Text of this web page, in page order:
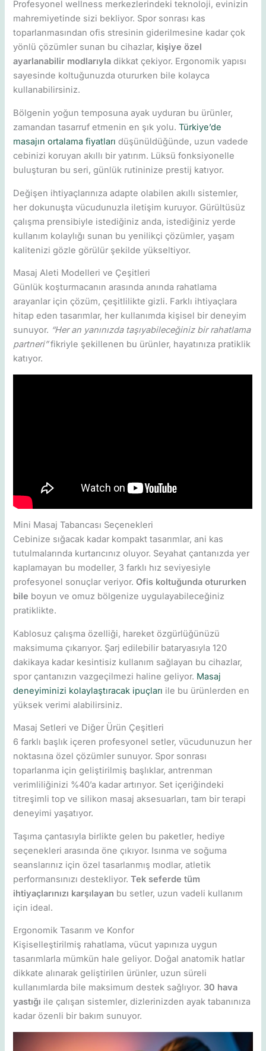
Profesyonel wellness merkezlerindeki teknoloji, evinizin
mahremiyetinde sizi bekliyor. Spor sonrası kas
toparlanmasından ofis stresinin giderilmesine kadar çok
yönlü çözümler sunan bu cihazlar, kişiye özel
ayarlanabilir modlarıyla dikkat çekiyor. Ergonomik yapısı
sayesinde koltuğunuzda otururken bile kolayca
kullanabilirsiniz.
Bölgenin yoğun temposuna ayak uyduran bu ürünler,
zamandan tasarruf etmenin en şık yolu.Türkiye’de
masajın ortalama fiyatları düşünüldüğünde, uzun vadede
cebinizi koruyan akıllı bir yatırım. Lüksü fonksiyonelle
buluşturan bu seri, günlük rutininize prestij katıyor.
Değişen ihtiyaçlarınıza adapte olabilen akıllı sistemler,
her dokunuşta vücudunuzla iletişim kuruyor. Gürültüsüz
çalışma prensibiyle istediğiniz anda, istediğiniz yerde
kullanım kolaylığı sunan bu yenilikçi çözümler, yaşam
kalitenizi gözle görülür şekilde yükseltiyor.
Masaj Aleti Modelleri ve Çeşitleri
Günlük koşturmacanın arasında anında rahatlama
arayanlar için çözüm, çeşitlilikte gizli. Farklı ihtiyaçlara
hitap eden tasarımlar, her kullanımda kişisel bir deneyim
sunuyor. “Her an yanınızda taşıyabileceğiniz bir rahatlama
partneri”fikriyle şekillenen bu ürünler, hayatınıza pratiklik
katıyor.
Mini Masaj Tabancası Seçenekleri
Cebinize sığacak kadar kompakt tasarımlar, ani kas
tutulmalarında kurtarıcınız oluyor. Seyahat çantanızda yer
kaplamayan bu modeller, 3 farklı hız seviyesiyle
profesyonel sonuçlar veriyor.Ofis koltuğunda otururken
bile boyun ve omuz bölgenize uygulayabileceğiniz
pratiklikte.
Kablosuz çalışma özelliği, hareket özgürlüğünüzü
maksimuma çıkarıyor. Şarj edilebilir bataryasıyla 120
dakikaya kadar kesintisiz kullanım sağlayan bu cihazlar,
spor çantanızın vazgeçilmezi haline geliyor. Masaj
deneyiminizi kolaylaştıracak ipuçları ile bu ürünlerden en
yüksek verimi alabilirsiniz.
Masaj Setleri ve Diğer Ürün Çeşitleri
6 farklı başlık içeren profesyonel setler, vücudunuzun her
noktasına özel çözümler sunuyor. Spor sonrası
toparlanma için geliştirilmiş başlıklar, antrenman
verimliliğinizi %40’a kadar artırıyor. Set içeriğindeki
titreşimli top ve silikon masaj aksesuarları, tam bir terapi
deneyimi yaşatıyor.
Taşıma çantasıyla birlikte gelen bu paketler, hediye
seçenekleri arasında öne çıkıyor. Isınma ve soğuma
seanslarınız için özel tasarlanmış modlar, atletik
performansınızı destekliyor.Tek seferde tüm
ihtiyaçlarınızı karşılayan bu setler, uzun vadeli kullanım
için ideal.
Ergonomik Tasarım ve Konfor
Kişiselleştirilmiş rahatlama, vücut yapınıza uygun
tasarımlarla mümkün hale geliyor. Doğal anatomik hatlar
dikkate alınarak geliştirilen ürünler, uzun süreli
kullanımlarda bile maksimum destek sağlıyor. 30 hava
yastığı ile çalışan sistemler, dizlerinizden ayak tabanınıza
kadar özenli bir bakım sunuyor.